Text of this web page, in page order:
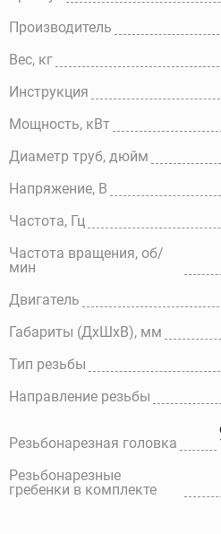
Производитель
Вес, кг
Инструкция
Мощность, кВт
Диаметр труб, дюйм
Напряжение, В
Частота, Гц
Частота вращения, об/
мин
Двигатель
Габариты (ДхШхВ), мм
Тип резьбы
Направление резьбы
Резьбонарезная головка
Резьбонарезные
гребенки в комплекте